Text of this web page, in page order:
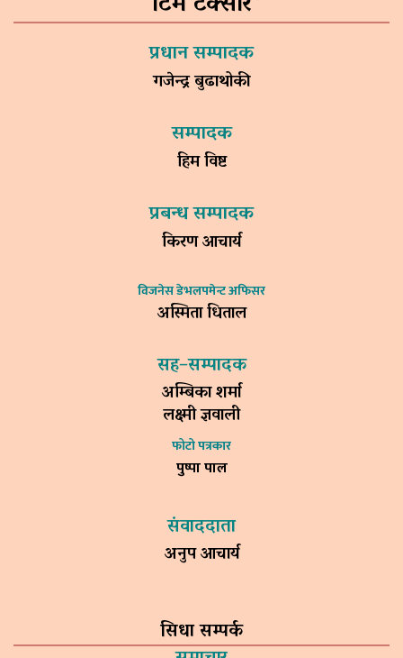
प्रधान सम्पादक
गजेन्द्र बुढाथोकी
सम्पादक
हिम विष्ट
प्रबन्ध सम्पादक
किरण आचार्य
विजनेस डेभलपमेन्ट अफिसर
अस्मिता धिताल
सह–सम्पादक
अम्बिका शर्मा
लक्ष्मी ज्ञवाली
फोटो पत्रकार
पुष्पा पाल
संवाददाता
अनुप आचार्य
सिधा सम्पर्क